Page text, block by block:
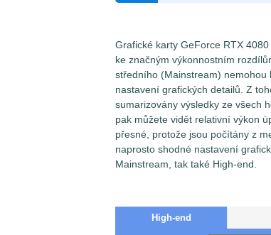
Grafické karty GeForce RTX
ke značným výkonnostním
středního (Mainstream) nemohou
nastavení grafických detailů. Z
sumarizovány výsledky ze všech
pak můžete vidět relativní výkon
přesné, protože jsou počítány z
naprosto shodné nastavení
Mainstream, tak také High-end.
High-end